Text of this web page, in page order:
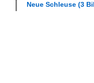
Neue Schleuse (3